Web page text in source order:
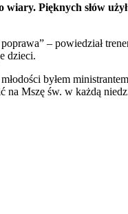
Pięknych słów
– powiedział
dzieci.
byłem
na Mszę św. w każdą